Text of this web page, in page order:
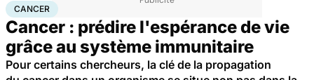
AccueilSanté Cancer
CANCER
Cancer : prédire l'espérance de vie
grâce au système immunitaire
Pour certains chercheurs, la clé de la propagation